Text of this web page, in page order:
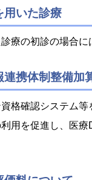
用いた診療
療の初診の場合に
連携体制整備加
格確認システム
用を促進し、医